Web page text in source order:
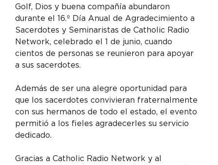
Golf, Dios y buena compañía abundaron
durante el 16.º Día Anual de Agradecimiento a
Sacerdotes y Seminaristas de Catholic Radio
Network, celebrado el 1 de junio, cuando
cientos de personas se reunieron para apoyar
a sus sacerdotes.
Además de ser una alegre oportunidad para
que los sacerdotes convivieran fraternalmente
con sus hermanos de todo el estado, el evento
permitió a los fieles agradecerles su servicio
dedicado.
Gracias a Catholic Radio Network y al